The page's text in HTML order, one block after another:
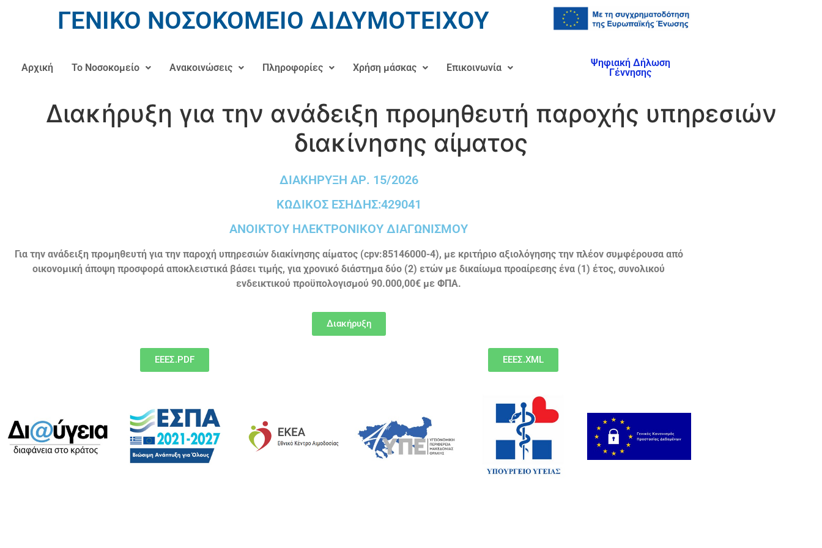
ΓΕΝΙΚΟ ΝΟΣΟΚΟΜΕΙΟ ΔΙΔΥΜΟΤΕΙΧΟΥ
Αρχική Το Νοσοκομείο Ανακοινώσεις Πληροφορίες Χρήση μάσκας Επικοινωνία
Ψηφιακή Δήλωση
Γέννησης
Διακήρυξη για την ανάδειξη προμηθευτή παροχής υπηρεσιών
διακίνησης αίματος
ΔΙΑΚΗΡΥΞΗ ΑΡ. 15/2026
ΚΩΔΙΚΟΣ ΕΣΗΔΗΣ:429041
ΑΝΟΙΚΤΟΥ ΗΛΕΚΤΡΟΝΙΚΟΥ ΔΙΑΓΩΝΙΣΜΟΥ
Για την ανάδειξη προμηθευτή για την παροχή υπηρεσιών διακίνησης αίματος (cpv:85146000-4), με κριτήριο αξιολόγησης την πλέον συμφέρουσα από
οικονομική άποψη προσφορά αποκλειστικά βάσει τιμής, για χρονικό διάστημα δύο (2) ετών με δικαίωμα προαίρεσης ένα (1) έτος, συνολικού
ενδεικτικού προϋπολογισμού 90.000,00€ με ΦΠΑ.
Διακήρυξη
ΕΕΕΣ.PDF ΕΕΕΣ.XML